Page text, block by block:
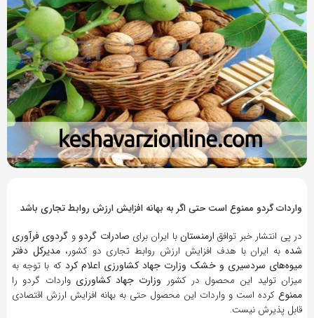
واردات گردو ممنوع است حتی اگر به بهانه افزایش ارزش روابط تجاری باشد
در پی انتشار خبر توافق ارمنستانبا ایران برای صادرات گردوو گردوی فرآوری
شدهبه ایران با هدف افزایش ارزش روابط تجاری دو کشور،مدیرکل دفتر
میوه‌های سردسیری و خشک وزارت جهاد کشاورزی اعلام کرد که با توجه به
میزان تولید این محصول در کشور وزارت جهاد کشاورزی واردات گردو را
ممنوع کرده است و واردات این محصول حتی به بهانه افزایش ارزش اقتصادی
قابل پذیرش نیست.